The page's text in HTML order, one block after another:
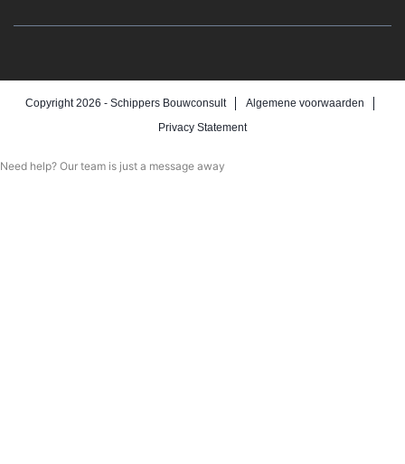
Copyright 2026 - Schippers Bouwconsult
Algemene voorwaarden
Privacy Statement
Need help? Our team is just a message away